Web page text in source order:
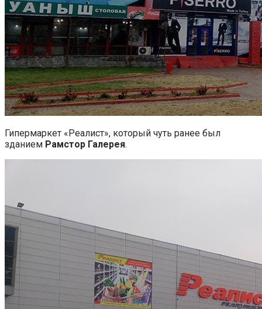
Гипермаркет «Реалист», который чуть ранее был
зданием Рамстор Галерея.